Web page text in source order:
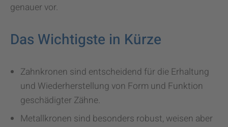
genauer vor.
Das Wichtigste in Kürze
Zahnkronen sind entscheidend für die Erhaltung
und Wiederherstellung von Form und Funktion
geschädigter Zähne.
Metallkronen sind besonders robust, weisen aber